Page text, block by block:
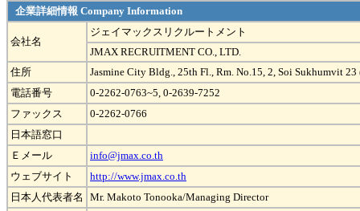
企業詳細情報 Company Information
会社名
ジェイマックスリクルートメント
JMAX RECRUITMENT CO., LTD.
住所
Jasmine City Bldg., 25th Fl., Rm. No.15, 2, Soi Sukhumvit
電話番号
0-2262-0763~5, 0-2639-7252
ファックス
0-2262-0766
日本語窓口
Ｅメール
info@jmax.co.th
ウェブサイト
http://www.jmax.co.th
日本人代表者名
Mr. Makoto Tonooka/Managing Director